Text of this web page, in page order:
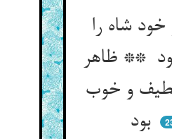
خود شاه را
** ظاهر
و خوب
بود